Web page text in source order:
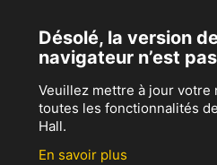
Désolé, la version
navigateur n’est
Veuillez mettre à jour
toutes les fonctionnalités
Hall.
En savoir plus